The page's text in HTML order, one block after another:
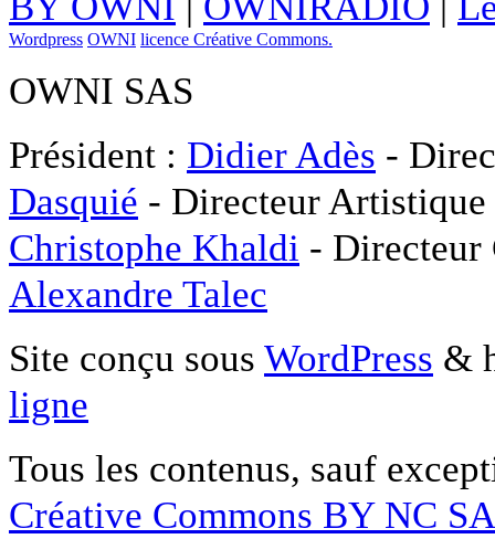
Wordpress OWNI licence Créative Commons.
OWNI SAS
Président : Didier Adès -
Dasquié - Directeur
Christophe Khaldi -
Alexandre Talec
Site conçu sous WordPress &
ligne
Tous les contenus, sauf
Créative Commons BY NC SA